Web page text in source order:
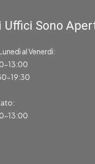
Uffici Sono
al Venerdì:
13:00
19:30
13:00